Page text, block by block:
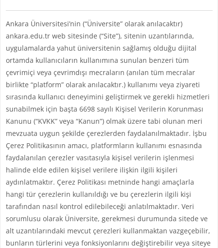
Ankara Üniversitesi’nin (“Üniversite” olarak anılacaktır)
ankara.edu.tr web sitesinde (“Site”), sitenin uzantılarında,
uygulamalarda yahut üniversitenin sağlamış olduğu dijital
ortamda kullanıcıların kullanımına sunulan benzeri tüm
çevrimiçi veya çevrimdışı mecraların (anılan tüm mecralar
birlikte “platform” olarak anılacaktır.) kullanımı veya ziyareti
sırasında kullanıcı deneyimini geliştirmek ve gerekli hizmetleri
sunabilmek için başta 6698 sayılı Kişisel Verilerin Korunması
Kanunu (“KVKK” veya “Kanun”) olmak üzere tabi olunan meri
mevzuata uygun şekilde çerezlerden faydalanılmaktadır. İşbu
Çerez Politikasının amacı, platformların kullanımı esnasında
faydalanılan çerezler vasıtasıyla kişisel verilerin işlenmesi
halinde elde edilen kişisel verilere ilişkin ilgili kişileri
aydınlatmaktır. Çerez Politikası metninde hangi amaçlarla
hangi tür çerezlerin kullanıldığı ve bu çerezlerin ilgili kişi
tarafından nasıl kontrol edilebileceği anlatılmaktadır. Veri
sorumlusu olarak Üniversite, gerekmesi durumunda sitede ve
alt uzantılarındaki mevcut çerezleri kullanmaktan vazgeçebilir,
bunların türlerini veya fonksiyonlarını değiştirebilir veya siteye